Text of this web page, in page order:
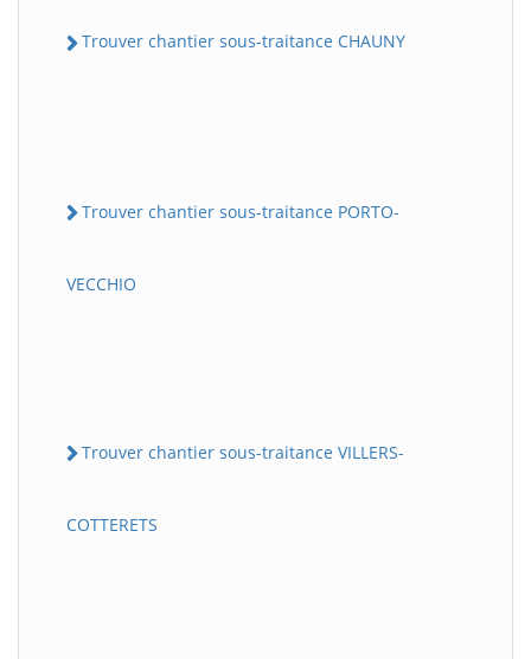
Trouver chantier sous-traitance CHAUNY
Trouver chantier sous-traitance PORTO-
VECCHIO
Trouver chantier sous-traitance VILLERS-
COTTERETS